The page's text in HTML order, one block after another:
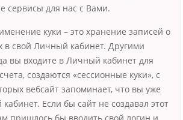
сервисы для нас с Вами.
куки – это хранение записей о
в свой Личный кабинет. Другими
вы входите в Личный кабинет для
создаются «сессионные куки», с
вебсайт запоминает, что вы уже
Если бы сайт не создавал этот